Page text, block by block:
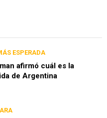
ESPERADA
afirmó cuál es la
de Argentina